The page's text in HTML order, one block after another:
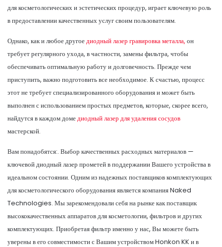
для косметологических и эстетических процедур, играет ключевую роль
в предоставлении качественных услуг своим пользователям.
Однако, как и любое другоедиодный лазер гравировка металла, он
требует регулярного ухода, в частности, замены фильтра, чтобы
обеспечивать оптимальную работу и долговечность. Прежде чем
приступить, важно подготовить все необходимое. К счастью, процесс
этот не требует специализированного оборудования и может быть
выполнен с использованием простых предметов, которые, скорее всего,
найдутся в каждом домедиодный лазер для удаления сосудов
мастерской.
Вам понадобятся:. Выбор качественных расходных материалов —
ключевой диодный лазер прометей в поддержании Вашего устройства в
идеальном состоянии. Одним из надежных поставщиков комплектующих
для косметологического оборудования является компания Naked
Technologies. Мы зарекомендовали себя на рынке как поставщик
высококачественных аппаратов для косметологии, фильтров и других
комплектующих. Приобретая фильтр именно у нас, Вы можете быть
уверены в его совместимости с Вашим устройством Honkon KK и в